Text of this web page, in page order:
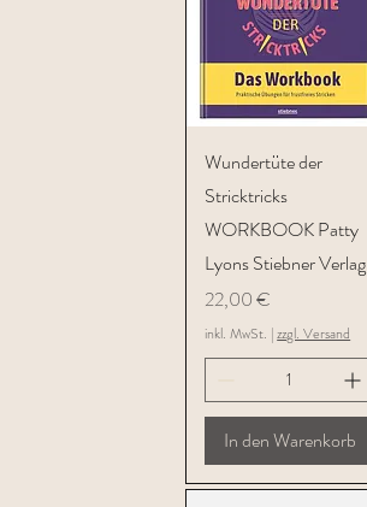
Schnellansicht
Wundertüte der
Stricktricks
WORKBOOK Patty
Lyons Stiebner Verlag
Preis
22,00 €
inkl. MwSt. |zzgl. Versand
In den Warenkorb